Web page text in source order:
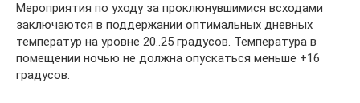
Мероприятия по уходу за проклюнувшимися всходами
заключаются в поддержании оптимальных дневных
температур на уровне 20..25 градусов. Температура в
помещении ночью не должна опускаться меньше +16
градусов.